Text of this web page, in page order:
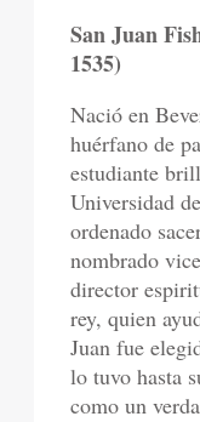
San Juan
1535)
Nació en
huérfano de
estudiante
Universidad
ordenado
nombrado
director
rey, quien
Juan fue
lo tuvo hasta
como un